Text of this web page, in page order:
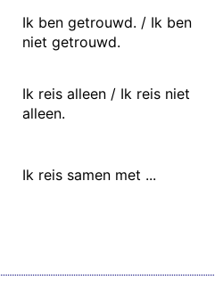
Ik ben getrouwd. / Ik ben
niet getrouwd.
Ik reis alleen / Ik reis niet
alleen.
Ik reis samen met ...